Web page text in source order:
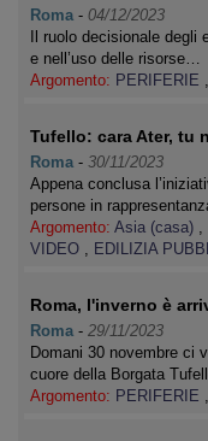
Roma - 04/12/2023
Il ruolo decisionale
e nell’uso delle risorse…
Argomento: PERIFERIE ,
Tufello: cara Ater, tu
Roma - 30/11/2023
Appena conclusa
persone in
Argomento: Asia (casa) ,
VIDEO , EDILIZIA
Roma, l'inverno è
Roma - 29/11/2023
Domani 30 novembre ci
cuore della Borgata
Argomento: PERIFERIE ,